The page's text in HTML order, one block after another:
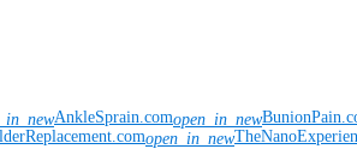
AnkleSprain.comopen_in_new
open_in_new